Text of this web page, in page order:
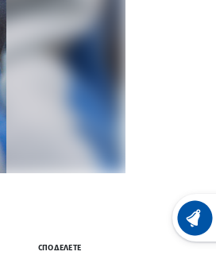
СПОДЕЛЕТЕ